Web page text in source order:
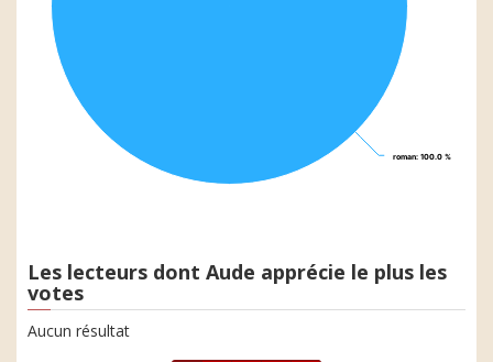
roman: 100.0 %
roman: 100.0 %
Les lecteurs dont Aude apprécie le plus les
votes
Aucun résultat